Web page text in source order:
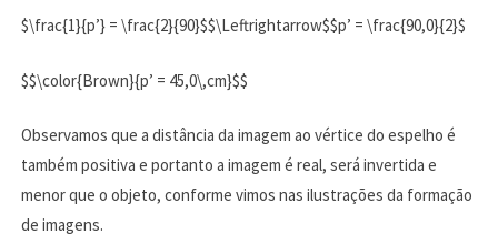
$\frac{1}{p’} = \frac{2}{90}$$\Leftrightarrow$$p’ = \frac{90,0}{2}$
$$\color{Brown}{p’ = 45,0\,cm}$$
Observamos que a distância da imagem ao vértice do espelho é
também positiva e portanto a imagem é real, será invertida e
menor que o objeto, conforme vimos nas ilustrações da formação
de imagens.